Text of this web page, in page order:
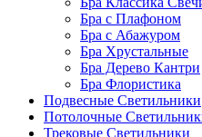
Бра с Плафоном
Бра с Абажуром
Бра Хрустальные
Бра Дерево Кантри
Бра Флористика
Подвесные Светильники
Потолочные
Трековые Светильники